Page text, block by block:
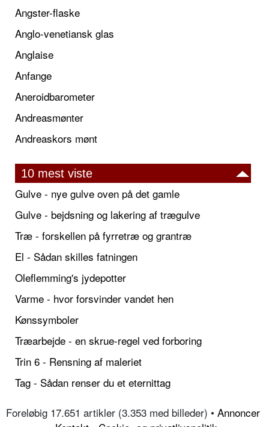
Angster-flaske
Anglo-venetiansk glas
Anglaise
Anfange
Aneroidbarometer
Andreasmønter
Andreaskors mønt
10 mest viste
Gulve - nye gulve oven på det gamle
Gulve - bejdsning og lakering af trægulve
Træ - forskellen på fyrretræ og grantræ
El - Sådan skilles fatningen
Oleflemming's jydepotter
Varme - hvor forsvinder vandet hen
Kønssymboler
Træarbejde - en skrue-regel ved forboring
Trin 6 - Rensning af maleriet
Tag - Sådan renser du et eternittag
Foreløbig 17.651 artikler (3.353 med billeder) • Annoncer